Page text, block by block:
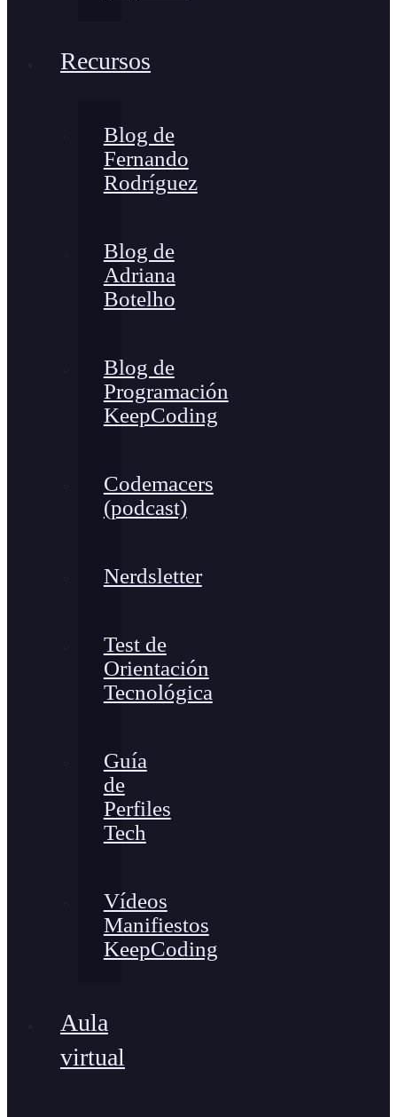
Recursos
Blog de
Fernando
Rodríguez
Blog de
Adriana
Botelho
Blog de
Programación
KeepCoding
Codemacers
(podcast)
Nerdsletter
Test de
Orientación
Tecnológica
Guía
de
Perfiles
Tech
Vídeos
Manifiestos
KeepCoding
Aula
virtual